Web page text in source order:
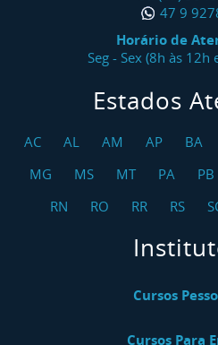
47 9
Horário de
Seg - Sex (8h às
Estados
AC AL AM AP BA
MG
MS MT PA PB
RN
RO RR RS
Cursos
Cursos Para